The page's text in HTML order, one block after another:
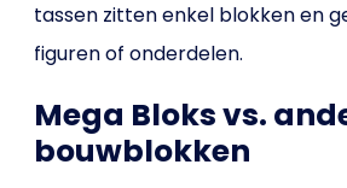
tassen zitten enkel blokken en
figuren of onderdelen.
Mega Bloks vs.
bouwblokken